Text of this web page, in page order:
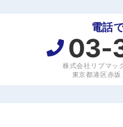
電話
03-
株式会社リブマッ
東京都港区赤